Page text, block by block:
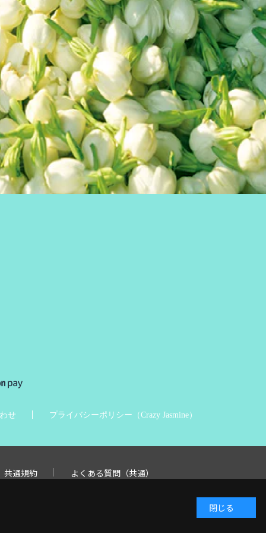
せ プライバシーポリシー（Crazy Jasmine）
共通規約 よくある質問（共通）
閉じる